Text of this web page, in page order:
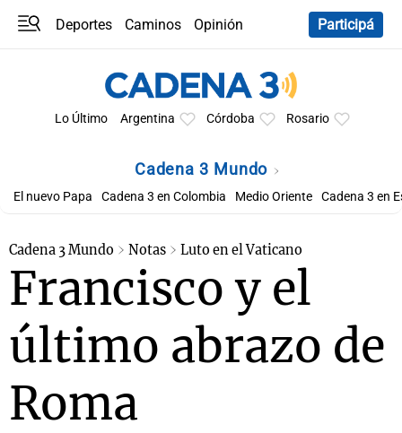
Deportes Caminos
Opinión
Participá
Lo Último Argentina Córdoba Rosario
Cadena 3 Mundo
El nuevo Papa Cadena 3 en Colombia Medio Oriente Cadena 3 en
Cadena 3 Mundo Notas Luto en el Vaticano
Francisco y el
último abrazo de
Roma